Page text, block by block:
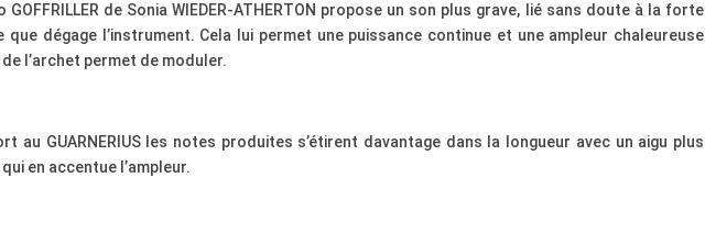
GOFFRILLER de Sonia WIEDER-ATHERTON propose un son plus grave, lié sans doute à la forte
que dégage l’instrument. Cela lui permet une puissance continue et une ampleur chaleureuse
de l’archet permet de moduler.
au GUARNERIUS les notes produites s’étirent davantage dans la longueur avec un aigu plus
en accentue l’ampleur.